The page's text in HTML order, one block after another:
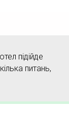
підійде
питань,